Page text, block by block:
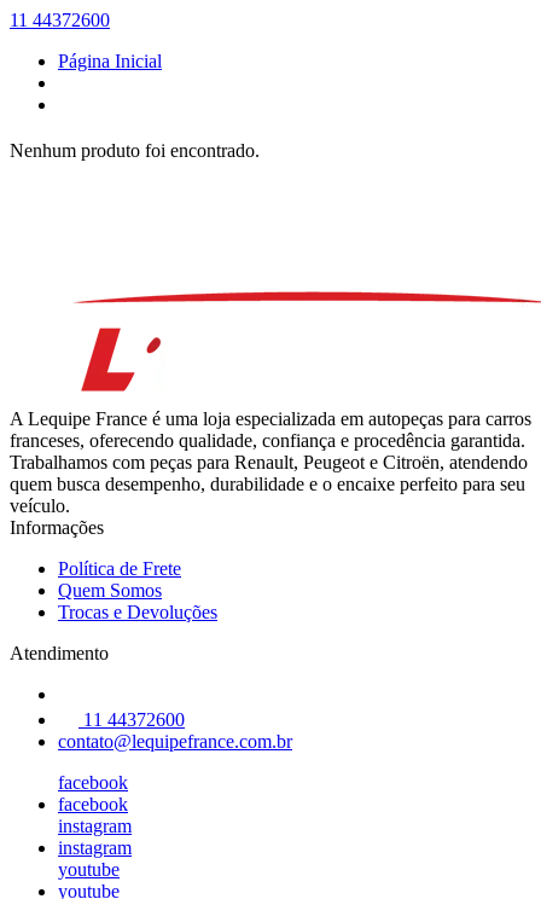
11 44372600
Página Inicial
Nenhum produto foi encontrado.
A Lequipe France é uma loja especializada em autopeças para carros
franceses, oferecendo qualidade, confiança e procedência garantida.
Trabalhamos com peças para Renault, Peugeot e Citroën, atendendo
quem busca desempenho, durabilidade e o encaixe perfeito para seu
veículo.
Informações
Política de Frete
Quem Somos
Trocas e Devoluções
Atendimento
11 44372600
contato@lequipefrance.com.br
facebook
facebook
instagram
instagram
youtube
youtube